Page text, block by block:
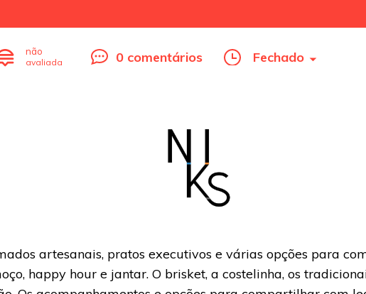
não
avaliada 0 comentários Fechado
artesanais, pratos executivos e várias opções para
happy hour e jantar. O brisket, a costelinha, os